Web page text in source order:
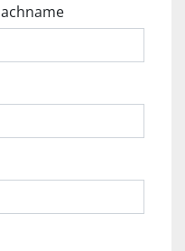
Nachname